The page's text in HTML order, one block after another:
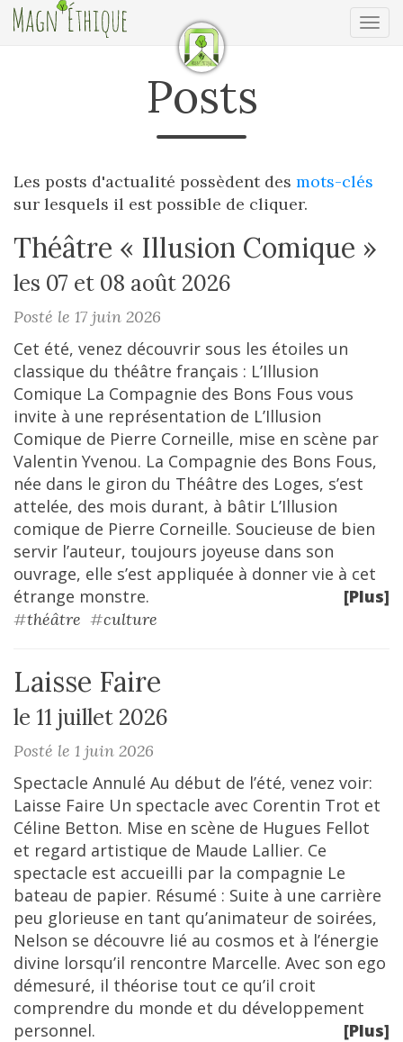
Posts
Les posts d'actualité possèdent des mots-clés
sur lesquels il est possible de cliquer.
Théâtre « Illusion Comique »
les 07 et 08 août 2026
Posté le 17 juin 2026
Cet été, venez découvrir sous les étoiles un
classique du théâtre français : L’Illusion
Comique La Compagnie des Bons Fous vous
invite à une représentation de L’Illusion
Comique de Pierre Corneille, mise en scène par
Valentin Yvenou. La Compagnie des Bons Fous,
née dans le giron du Théâtre des Loges, s’est
attelée, des mois durant, à bâtir L’Illusion
comique de Pierre Corneille. Soucieuse de bien
servir l’auteur, toujours joyeuse dans son
ouvrage, elle s’est appliquée à donner vie à cet
étrange monstre.
[Plus]
#théâtre #culture
Laisse Faire
le 11 juillet 2026
Posté le 1 juin 2026
Spectacle Annulé Au début de l’été, venez voir:
Laisse Faire Un spectacle avec Corentin Trot et
Céline Betton. Mise en scène de Hugues Fellot
et regard artistique de Maude Lallier. Ce
spectacle est accueilli par la compagnie Le
bateau de papier. Résumé : Suite à une carrière
peu glorieuse en tant qu’animateur de soirées,
Nelson se découvre lié au cosmos et à l’énergie
divine lorsqu’il rencontre Marcelle. Avec son ego
démesuré, il théorise tout ce qu’il croit
comprendre du monde et du développement
personnel.
[Plus]